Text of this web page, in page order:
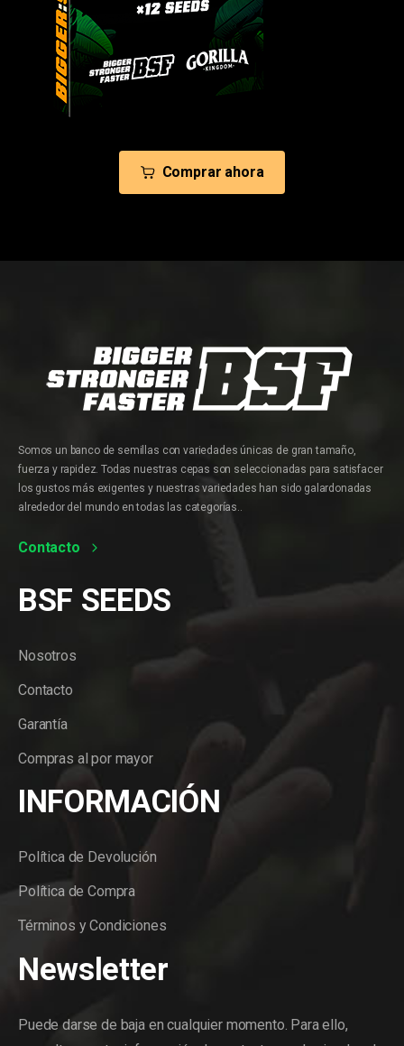
Comprar ahora
Somos un banco de semillas con variedades únicas de gran tamaño,
fuerza y rapidez. Todas nuestras cepas son seleccionadas para satisfacer
los gustos más exigentes y nuestras variedades han sido galardonadas
alrededor del mundo en todas las categorías..
Contacto
BSF SEEDS
Nosotros
Contacto
Garantía
Compras al por mayor
INFORMACIÓN
Política de Devolución
Política de Compra
Términos y Condiciones
Newsletter
Puede darse de baja en cualquier momento. Para ello,